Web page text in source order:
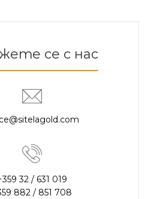
се с нас
32 / 631 019
882 / 851 708